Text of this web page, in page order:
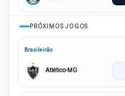
PRÓXIMOS JOGOS
Brasileirão
Atlético-MG